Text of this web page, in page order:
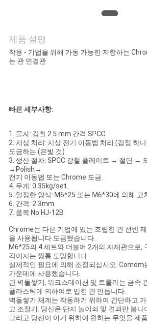
용
을
청
십
시
오
사
이
트
맵
개
제품 설명
착용 - 기업을 위해 가동 가능한 저항하는
는 관 연결관
빠른 세부사항:
1. 물자: 강철 2.5 mm 간격 SPCC
2. 지상 처리: 지상 전기 이동법 처리 (검정 하
도금하는 (은빛 것)
3. 생산 절차: SPCC 강철 플레이트 → 절단 →
→Polish→
전기 이동법 또는 Chrome 도금.
4. 무게: 0.35kg/set.
5. 일정한 양식: M6*25 또는 M6*30에 의해 고
6. 간격: 2.3mm
7. 품목 No.HJ-12B
Chrome는 다른 기업에 있는 조립한 관 선반
을 사용됩니다 도금했습니다.
M6*25의 4 세트와 더불어 2개의 자재관으로,
각이지는 깡통 도망합니다
실제적인 필요에 의해 조정되십시오. Comom
가운데에 사용했습니다.
관 벽돌쌓기, 워크스테이션 및 트롤리는 금속
플라스틱에 의하여로 입힌 관 만듭니다.
벽돌쌓기 체계는 작동하기 위하여 간단하고
고 조절기. 당신은 단지 놀이쇠 및 견과만 붑니
그리고 당신이 이기 위하여 원하는 무엇을 제